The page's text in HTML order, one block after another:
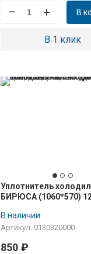
– + В
В 1 клик
Уплотнитель
БИРЮСА (1060*570)
холодильной камеры,
крепление "в паз"
В наличии
Артикул: 0130320000
850 ₽